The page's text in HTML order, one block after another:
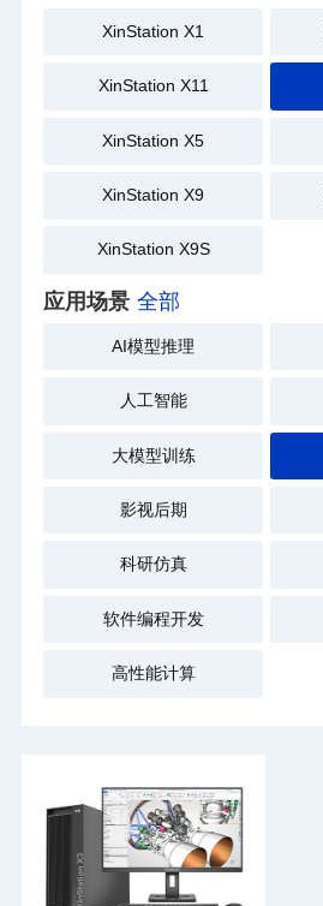
XinStation X1
XinStation X11
XinStation X5
XinStation X9
XinStation X9S
应用场景 全部
AI模型推理
人工智能
大模型训练
影视后期
科研仿真
软件编程开发
高性能计算